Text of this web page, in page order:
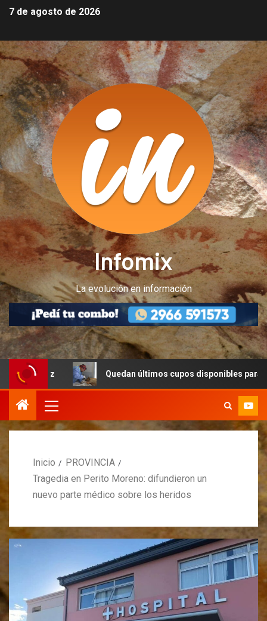
7 de agosto de 2026
Infomix
La evolución en información
Quedan últimos cupos disponibles para
Inicio
PROVINCIA
Tragedia en Perito Moreno: difundieron un
nuevo parte médico sobre los heridos